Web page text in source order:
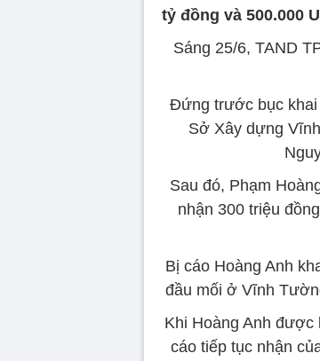
tỷ đồng và 500.000
Sáng 25/6, TAND
Đứng trước bục khai
Sở Xây dựng
Sau đó, Phạm
nhận 300 triệu
Bị cáo Hoàng Anh
đầu mối ở Vĩnh
Khi Hoàng Anh
cáo tiếp tục nhận